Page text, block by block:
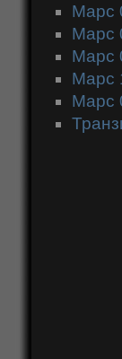
Марс
Марс
Марс
Марс
Марс